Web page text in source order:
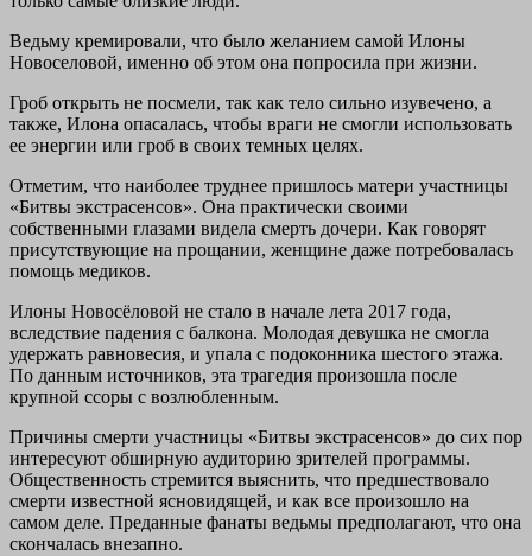
Ведьму кремировали, что было желанием самой Илоны
Новоселовой, именно об этом она попросила при жизни.
Гроб открыть не посмели, так как тело сильно изувечено, а
также, Илона опасалась, чтобы враги не смогли использовать
ее энергии или гроб в своих темных целях.
Отметим, что наиболее труднее пришлось матери участницы
«Битвы экстрасенсов». Она практически своими
собственными глазами видела смерть дочери. Как говорят
присутствующие на прощании, женщине даже потребовалась
помощь медиков.
Илоны Новосёловой не стало в начале лета 2017 года,
вследствие падения с балкона. Молодая девушка не смогла
удержать равновесия, и упала с подоконника шестого этажа.
По данным источников, эта трагедия произошла после
крупной ссоры с возлюбленным.
Причины смерти участницы «Битвы экстрасенсов» до сих пор
интересуют обширную аудиторию зрителей программы.
Общественность стремится выяснить, что предшествовало
смерти известной ясновидящей, и как все произошло на
самом деле. Преданные фанаты ведьмы предполагают, что она
скончалась внезапно.